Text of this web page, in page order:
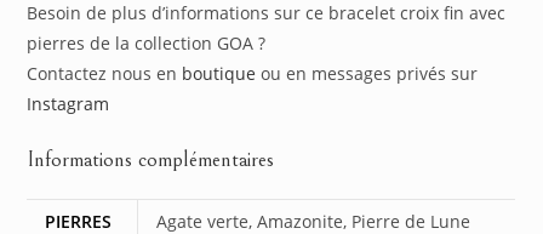
Besoin de plus d’informations sur ce bracelet croix fin avec
pierres de la collection GOA ?
Contactez nous en boutique ou en messages privés sur
Instagram
Informations complémentaires
PIERRES Agate verte, Amazonite, Pierre de Lune